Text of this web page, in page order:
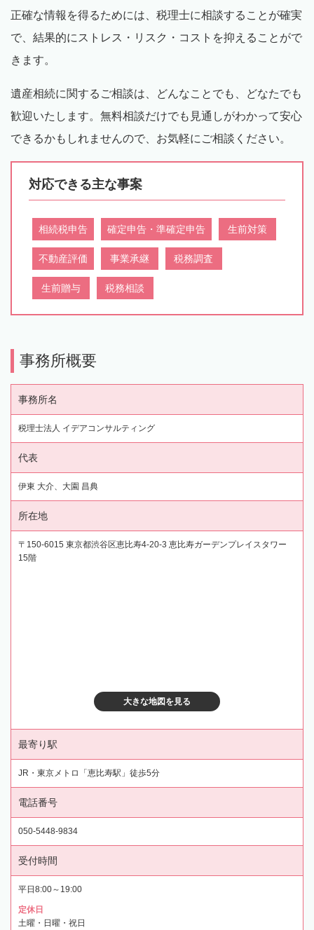
正確な情報を得るためには、税理士に相談することが確実
で、結果的にストレス・リスク・コストを抑えることがで
きます。
遺産相続に関するご相談は、どんなことでも、どなたでも
歓迎いたします。無料相談だけでも見通しがわかって安心
できるかもしれませんので、お気軽にご相談ください。
対応できる主な事案
相続税申告 確定申告・準確定申告 生前対策
不動産評価 事業承継 税務調査
生前贈与 税務相談
事務所概要
事務所名
税理士法人 イデアコンサルティング
代表
伊東 大介、大園 昌典
所在地
〒150-6015 東京都渋谷区恵比寿4-20-3 恵比寿ガーデンプレイスタワー
15階
大きな地図を見る
最寄り駅
JR・東京メトロ「恵比寿駅」徒歩5分
電話番号
050-5448-9834
受付時間
平日8:00～19:00
定休日
土曜・日曜・祝日